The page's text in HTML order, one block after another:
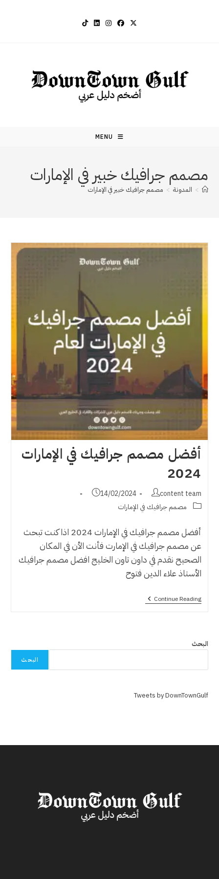
MENU
مصمم جرافيك خبير في الإمارات
> المدونة > مصمم جرافيك خبير في الإمارات
أفضل مصمم جرافيك في الإمارات
2024
Post
author:
content team
Post
published:
14/02/2024
Post
مصمم جرافيك في الإمارات
أفضل مصمم جرافيك في الإمارات 2024 اذا كنت تبحث
عن مصمم جرافيك في الإمارت فأنت الأن في المكان
الصحيح نقدم في داون تاون الخليج افضل مصمم جرافيك
الأستاذ علاء الدين فتوح
Continue Readingأفضل
مصمم
البحث
البحث
Tweets by DownTownGulf